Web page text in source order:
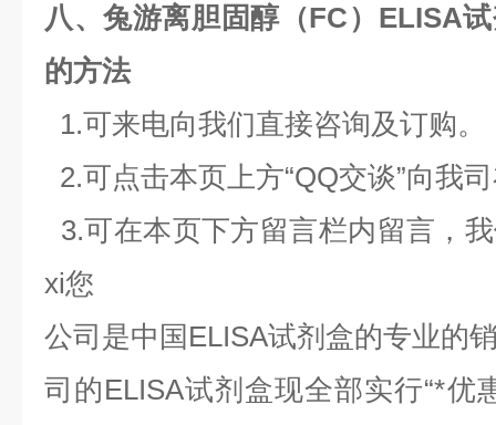
八、兔游离胆固醇（FC）ELISA
的方法
1.可来电向我们直接咨询及订购。
2.可点击本页上方“QQ交谈”向我
3.可在本页下方留言栏内留言，
xi您
公司是中国 ELISA试剂盒的专业的
司的ELISA试剂盒现全部实行“*优